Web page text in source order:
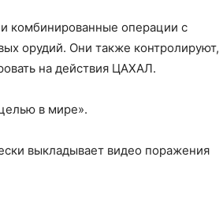
комбинированные операции с
орудий. Они также контролируют,
на действия ЦАХАЛ.
в мире».
выкладывает видео поражения